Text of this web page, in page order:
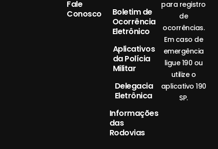
Fale
Conosco
Boletim de
Ocorrência
Eletrônico
Aplicativos
da Polícia
Militar
Delegacia
Eletrônica
Informações
das
Rodovias
para registro
de
ocorrências.
Em caso de
emergência
ligue 190 ou
utilize o
aplicativo 190
SP.